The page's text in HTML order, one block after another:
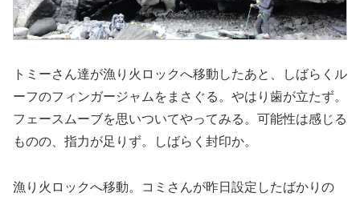
トミーさん達が漁り火ロックへ移動したあと、しばらくル
ーフのフィンガージャムをまさぐる。やはり歯が立たず。
フェースムーブを思いついてやってみる。可能性は感じる
ものの、指力が足りず。しばらく封印か。
漁り火ロックへ移動。コミさんが昨日設定したばかりの